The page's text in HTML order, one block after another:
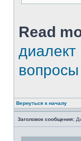
Read
диалект
вопросы
Вернуться к началу
Заголовок сообщения: